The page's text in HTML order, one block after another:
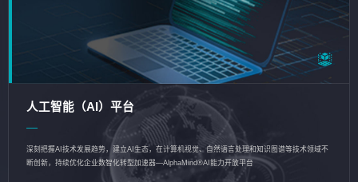
人工智能（AI）平台
深刻把握AI技术发展趋势，建立AI生态，在计算机视觉、自然语言处理和知识图谱等技术领域不
断创新，持续优化企业数智化转型加速器—AlphaMind®AI能力开放平台